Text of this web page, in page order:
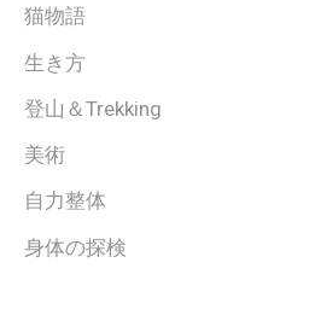
猫物語
生き方
登山＆Trekking
美術
自力整体
身体の探検